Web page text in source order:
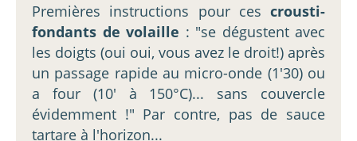
Premières instructions pour ces crousti-
fondants de volaille : "se dégustent avec
les doigts (oui oui, vous avez le droit!) après
un passage rapide au micro-onde (1'30) ou
a four (10' à 150°C)... sans couvercle
évidemment !" Par contre, pas de sauce
tartare à l'horizon...